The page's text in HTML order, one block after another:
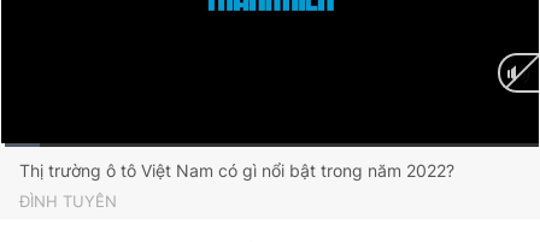
Current
Time
0:02 / Duration
4:11
Thị trường ô tô Việt Nam có gì nổi bật trong năm 2022?
ĐÌNH TUYÊN